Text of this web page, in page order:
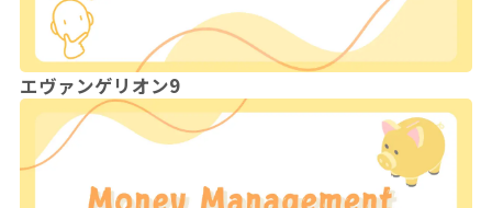
エヴァンゲリオン9